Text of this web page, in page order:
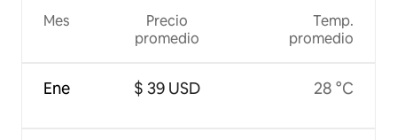
Mes
Ene
Precio
promedio
$ 39 USD
Temp.
promedio
28 °C